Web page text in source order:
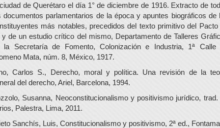
de Querétaro el día 1° de diciembre de 1916. Extracto de
documentos parlamentarios de la época y apuntes biográficos de
más notables, precedidos del texto primitivo del Pacto
y de un estudio crítico del mismo, Departamento de Talleres
la Secretaría de Fomento, Colonización e Industria, 1ª Calle
Mata, núm. 8, México, 1917.
Carlos S., Derecho, moral y política. Una revisión de la
del derecho, Ariel, Barcelona, 1994.
Susanna, Neoconstitucionalismo y positivismo jurídico, trad.
Palestra, Lima, 2011.
Sanchís, Luis, Constitucionalismo y positivismo, 2ª ed.,